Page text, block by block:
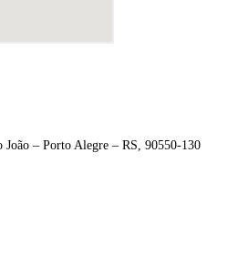
– Porto Alegre – RS, 90550-130